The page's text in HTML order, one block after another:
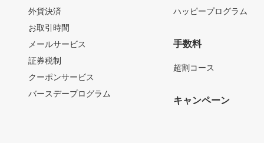
外貨決済
お取引時間
メールサービス
証券税制
クーポンサービス
バースデープログラム
ハッピープログラム
手数料
超割コース
キャンペーン